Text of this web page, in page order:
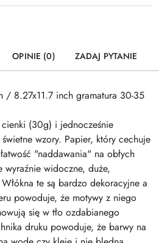
OPINIE (0) ZADAJ PYTANIE
/ 8.27x11.7 inch gramatura 30-35
(30g) i jednocześnie
wzory. Papier, który cechuje
"naddawania" na obłych
widoczne, duże,
te są bardzo dekoracyjne a
powoduje, że motywy z niego
się w tło ozdabianego
druku powoduje, że barwy na